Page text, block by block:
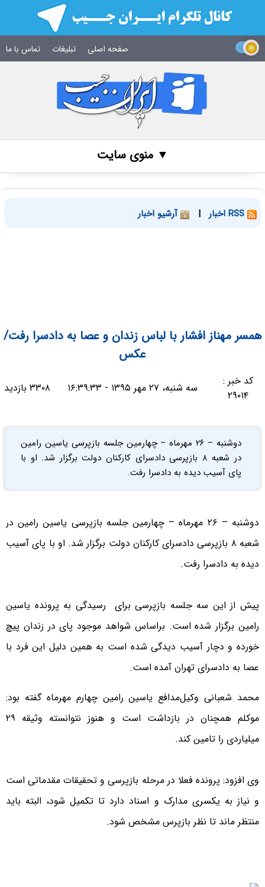
صفحه اصلی تبلیغات تماس با ما
▼ منوی سایت
| آرشیو اخبار
همسر مهناز افشار با لباس زندان و عصا به دادسرا رفت/
عکس
کد خبر :
۲۹۰۱۴
سه شنبه، ۲۷ مهر ۱۳۹۵ - ۱۶:۳۹:۳۳ ۳۳۰۸ بازدید
دوشنبه – ۲۶ مهرماه – چهارمین جلسه بازپرسی یاسین رامین
در شعبه ۸ بازپرسی دادسرای کارکنان دولت برگزار شد. او با
پای آسیب دیده به دادسرا رفت.
دوشنبه – ۲۶ مهرماه – چهارمین جلسه بازپرسی یاسین رامین در
شعبه ۸ بازپرسی دادسرای کارکنان دولت برگزار شد. او با پای آسیب
دیده به دادسرا رفت.
پیش از این سه جلسه بازپرسی برای رسیدگی به پرونده یاسین
رامین برگزار شده است. براساس شواهد موجود پای در زندان پیچ
خورده و دچار آسیب دیدگی شده است به همین دلیل این فرد با
عصا به دادسرای تهران آمده است.
محمد شعبانی وکیل‌مدافع یاسین رامین چهارم مهرماه گفته بود:
موکلم همچنان در بازداشت است و هنوز نتوانسته وثیقه ۲۹
میلیاردی را تامین کند.
وی افزود: پرونده فعلا در مرحله بازپرسی و تحقیقات مقدماتی است
و نیاز به یکسری مدارک و اسناد دارد تا تکمیل شود، البته باید
منتظر ماند تا نظر بازپرس مشخص شود.